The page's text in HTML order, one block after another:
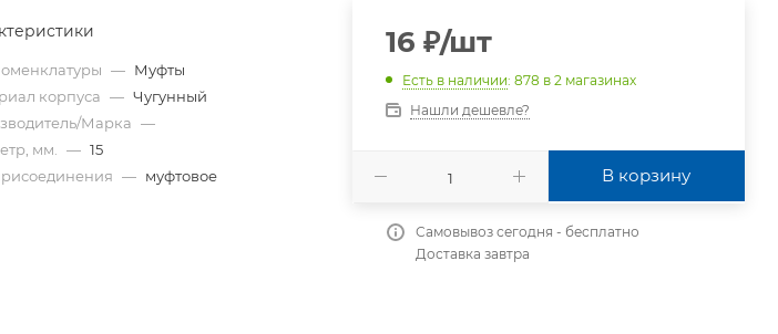
— Муфты
корпуса — Чугунный
Марка —
мм.
— 15
— муфтовое
16 ₽/шт
Есть в наличии: 878 в 2 магазинах
Нашли дешевле?
В корзину
Самовывоз сегодня - бесплатно
Доставка завтра